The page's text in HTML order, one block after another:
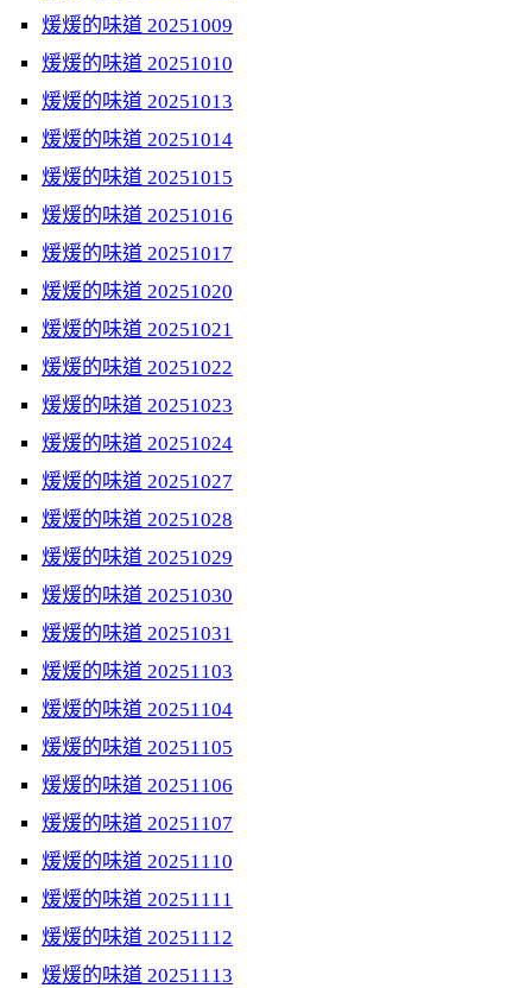
煖煖的味道 20251009
煖煖的味道 20251010
煖煖的味道 20251013
煖煖的味道 20251014
煖煖的味道 20251015
煖煖的味道 20251016
煖煖的味道 20251017
煖煖的味道 20251020
煖煖的味道 20251021
煖煖的味道 20251022
煖煖的味道 20251023
煖煖的味道 20251024
煖煖的味道 20251027
煖煖的味道 20251028
煖煖的味道 20251029
煖煖的味道 20251030
煖煖的味道 20251031
煖煖的味道 20251103
煖煖的味道 20251104
煖煖的味道 20251105
煖煖的味道 20251106
煖煖的味道 20251107
煖煖的味道 20251110
煖煖的味道 20251111
煖煖的味道 20251112
煖煖的味道 20251113